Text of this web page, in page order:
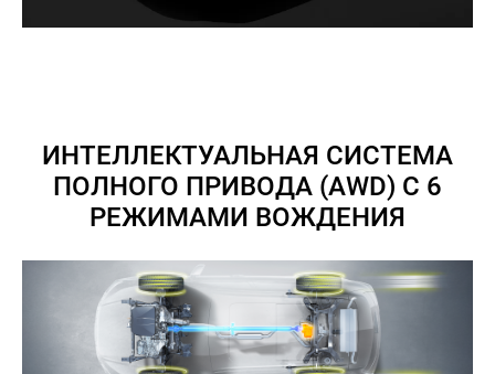
КОНТАКТЫ
113-13-00
Motors
ИНТЕЛЛЕКТУАЛЬНАЯ СИСТЕМА
ПОЛНОГО ПРИВОДА (AWD) С 6
РЕЖИМАМИ ВОЖДЕНИЯ